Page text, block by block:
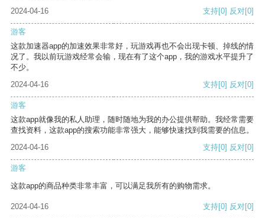
2024-04-16
支持[0] 反对[0]
游客
这款加速器app的加速效果非常好，玩游戏再也不会出现卡顿、掉线的情
况了。我以前玩游戏经常会输，现在有了这个app，我的游戏水平提升了
不少。
2024-04-16
支持[0] 反对[0]
游客
这款app就像我的私人助理，随时随地为我的办公提供帮助。我经常需要
查找资料，这款app的搜索功能非常强大，能够快速找到我需要的信息。
2024-04-16
支持[0] 反对[0]
游客
这款app的商品种类非常丰富，可以满足我所有的购物需求。
2024-04-16 支持[0] 反对[0]